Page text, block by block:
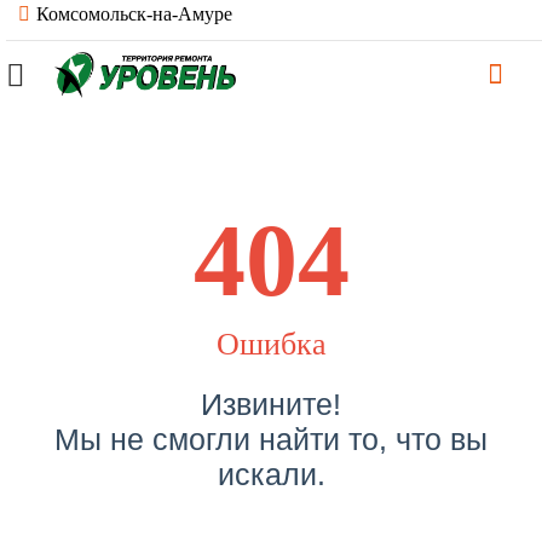
Комсомольск-на-Амуре
404
Ошибка
Извините!
Мы не смогли найти то, что вы
искали.